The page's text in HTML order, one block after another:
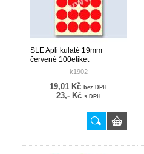
SLE Apli kulaté 19mm
červené 100etiket
k1902
19,01 Kč bez DPH
23,- Kč s DPH